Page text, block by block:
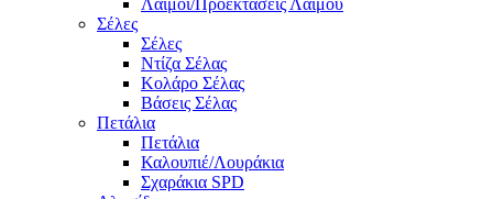
Λαιμοί/Προεκτάσεις Λαιμού
Σέλες
Σέλες
Ντίζα Σέλας
Κολάρο Σέλας
Βάσεις Σέλας
Πετάλια
Πετάλια
Καλουπιέ/Λουράκια
Σχαράκια SPD